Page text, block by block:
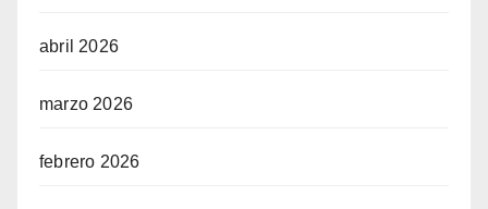
abril 2026
marzo 2026
febrero 2026